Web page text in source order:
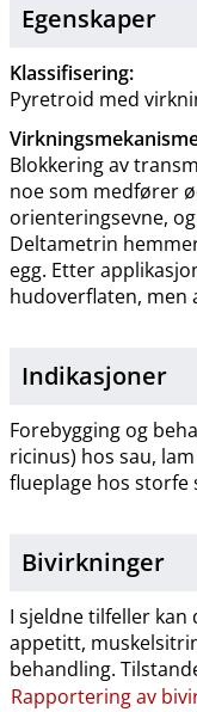
Egenskaper
Klassifisering:
Pyretroid med
Blokkering av
noe som medfører
orienteringsevne,
Deltametrin
egg. Etter
hudoverflaten, men
Indikasjoner
Forebygging og
ricinus) hos sau,
flueplage hos storfe
Bivirkninger
I sjeldne tilfeller
appetitt,
behandling.
Rapportering av